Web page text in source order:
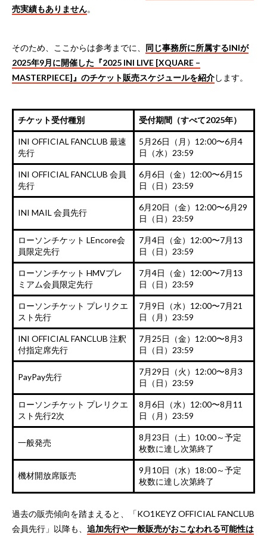
売実績もありません。
そのため、ここからは参考までに、 同じ事務所に所属するINIが
2025年9月に開催した『2025 INI LIVE [XQUARE –
MASTERPIECE]』のチケット販売スケジュールを紹介します。
チケット受付種別 受付期間（すべて2025年）
INI OFFICIAL FANCLUB 最速
先行
5月26日（月）12:00〜6月4
日（水）23:59
INI OFFICIAL FANCLUB 会員
先行
6月6日（金）12:00〜6月15
日（日）23:59
INI MAIL 会員先行
6月20日（金）12:00〜6月29
日（日）23:59
ローソンチケット LEncore会
員限定先行
7月4日（金）12:00〜7月13
日（日）23:59
ローソンチケット HMVプレ
ミアム会員限定先行
7月4日（金）12:00〜7月13
日（日）23:59
ローソンチケット プレリクエ
スト先行
7月9日（水）12:00〜7月21
日（月）23:59
INI OFFICIAL FANCLUB 注釈
付指定席先行
7月25日（金）12:00〜8月3
日（日）23:59
PayPay先行
7月29日（火）12:00〜8月3
日（日）23:59
ローソンチケット プレリクエ
スト先行2次
8月6日（水）12:00〜8月11
日（月）23:59
一般発売
8月23日（土）10:00～予定
枚数に達し次第終了
機材開放席販売
9月10日（水）18:00～予定
枚数に達し次第終了
過去の販売傾向を踏まえると、「KO1KEYZ OFFICIAL FANCLUB
会員先行」以降も、 追加先行や一般販売がおこなわれる可能性は